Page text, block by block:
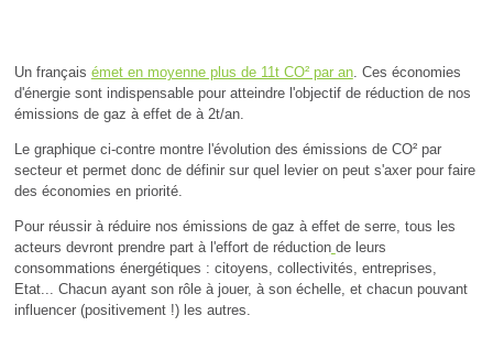
Un français émet en moyenne plus de 11t CO² par an. Ces économies
d'énergie sont indispensable pour atteindre l'objectif de réduction de nos
émissions de gaz à effet de à 2t/an.
Le graphique ci-contre montre l'évolution des émissions de CO² par
secteur et permet donc de définir sur quel levier on peut s'axer pour faire
des économies en priorité.
Pour réussir à réduire nos émissions de gaz à effet de serre, tous les
acteurs devront prendre part à l'effort de réduction de leurs
consommations énergétiques : citoyens, collectivités, entreprises,
Etat... Chacun ayant son rôle à jouer, à son échelle, et chacun pouvant
influencer (positivement !) les autres.